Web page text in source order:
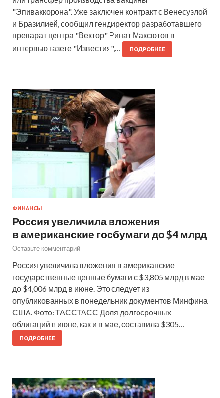
"Эпиваккорона". Уже заключен контракт с Венесуэлой
и Бразилией, сообщил гендиректор разработавшего
препарат центра "Вектор" Ринат Максютов в
интервью газете "Известия",…
ПОДРОБНЕЕ
ФИНАНСЫ
Россия увеличила вложения
в американские госбумаги до $4 млрд
Оставьте комментарий
Россия увеличила вложения в американские
государственные ценные бумаги с $3,805 млрд в мае
до $4,006 млрд в июне. Это следует из
опубликованных в понедельник документов Минфина
США. Фото: ТАССТАСС Доля долгосрочных
облигаций в июне, как и в мае, составила $305…
ПОДРОБНЕЕ